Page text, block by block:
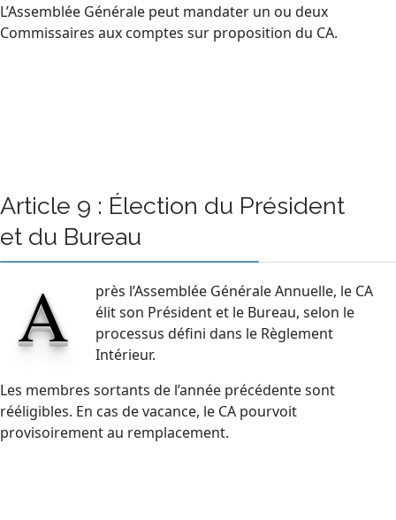
L’Assemblée Générale peut mandater un ou deux
Commissaires aux comptes sur proposition du CA.
Article 9 : Élection du Président
et du Bureau
A
près l’Assemblée Générale Annuelle, le CA
élit son Président et le Bureau, selon le
processus défini dans le Règlement
Intérieur.
Les membres sortants de l’année précédente sont
rééligibles. En cas de vacance, le CA pourvoit
provisoirement au remplacement.